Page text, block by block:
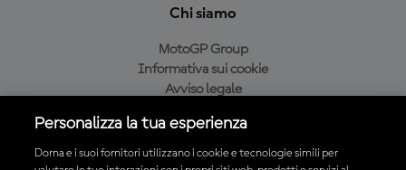
Chi siamo
MotoGP Group
Informativa sui cookie
Avviso legale
Condizioni di acquisto
Personalizza la tua esperienza
Dorna e i suoi fornitori utilizzano i cookie e tecnologie simili per